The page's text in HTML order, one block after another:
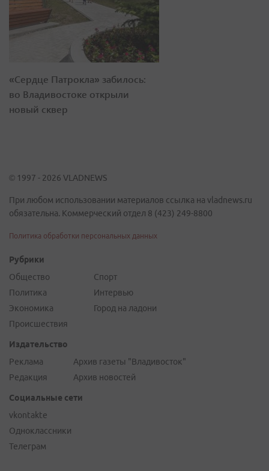
«Сердце Патрокла» забилось:
во Владивостоке открыли
новый сквер
© 1997 - 2026 VLADNEWS
При любом использовании материалов ссылка на vladnews.ru
обязательна. Коммерческий отдел 8 (423) 249-8800
Политика обработки персональных данных
Рубрики
Общество
Политика
Экономика
Происшествия
Спорт
Интервью
Город на ладони
Издательство
Реклама
Редакция
Архив газеты "Владивосток"
Архив новостей
Социальные сети
vkontakte
Одноклассники
Телеграм